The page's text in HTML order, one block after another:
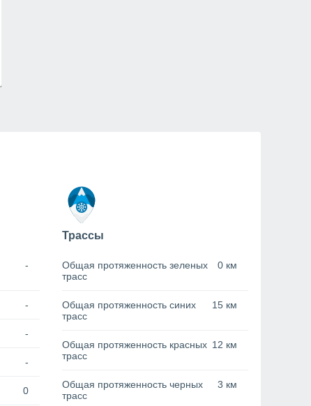
-
-
-
-
0
Трассы
Общая протяженность зеленых
трасс
0 км
Общая протяженность синих
трасс
15 км
Общая протяженность красных
трасс
12 км
Общая протяженность черных
трасс
3 км